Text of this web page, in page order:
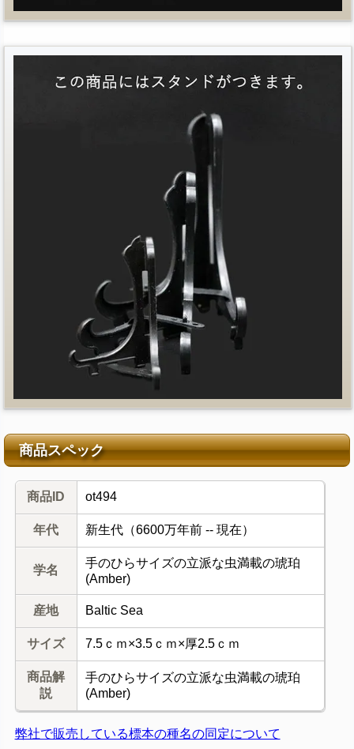
商品スペック
商品ID ot494
年代 新生代（6600万年前 -- 現在）
学名
手のひらサイズの立派な虫満載の琥珀
(Amber)
産地 Baltic Sea
サイズ 7.5ｃｍ×3.5ｃｍ×厚2.5ｃｍ
商品解
説
手のひらサイズの立派な虫満載の琥珀
(Amber)
弊社で販売している標本の種名の同定について